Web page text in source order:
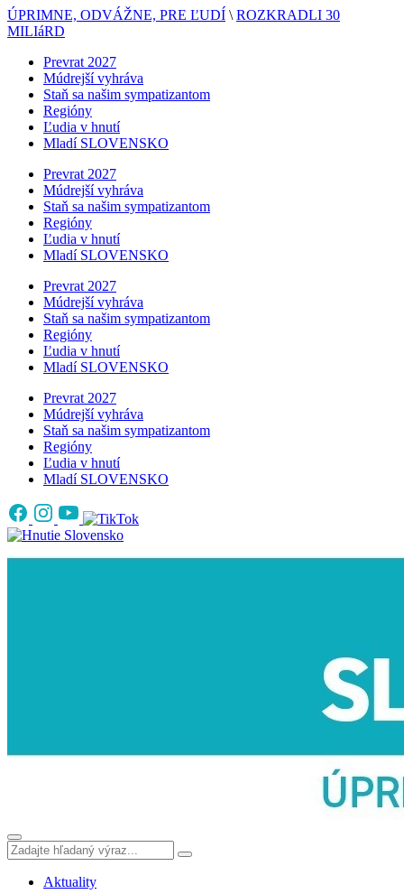
ÚPRIMNE, ODVÁŽNE, PRE ĽUDÍ \ ROZKRADLI 30
MILIáRD
Prevrat 2027
Múdrejší vyhráva
Staň sa našim sympatizantom
Regióny
Ľudia v hnutí
Mladí SLOVENSKO
Prevrat 2027
Múdrejší vyhráva
Staň sa našim sympatizantom
Regióny
Ľudia v hnutí
Mladí SLOVENSKO
Prevrat 2027
Múdrejší vyhráva
Staň sa našim sympatizantom
Regióny
Ľudia v hnutí
Mladí SLOVENSKO
Prevrat 2027
Múdrejší vyhráva
Staň sa našim sympatizantom
Regióny
Ľudia v hnutí
Mladí SLOVENSKO
Aktuality